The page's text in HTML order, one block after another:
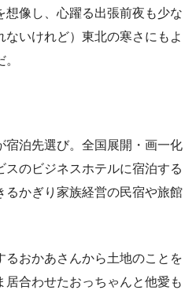
想像し、心躍る出張前夜も少な
ないけれど）東北の寒さにもよ
宿泊先選び。全国展開・画一化
スのビジネスホテルに宿泊する
るかぎり家族経営の民宿や旅館
るおかあさんから土地のことを
合わせたおっちゃんと他愛も